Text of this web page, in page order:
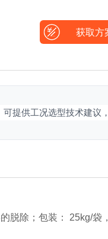
获取方
提供工况选型技术建议
脱除；包装： 25kg/袋